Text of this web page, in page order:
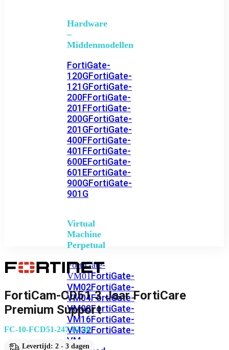
Hardware
–
Middenmodellen
FortiGate-
120GFortiGate-
121GFortiGate-
200FFortiGate-
201FFortiGate-
200GFortiGate-
201GFortiGate-
400FFortiGate-
401FFortiGate-
600EFortiGate-
601EFortiGate-
900GFortiGate-
901G
Virtual
Machine
Perpetual
FortiGate-
VM01FortiGate-
VM02FortiGate-
VM04FortiGate-
VM08FortiGate-
VM16FortiGate-
VM32FortiGate-
VM
FortiCam-CD51 3 Jaar FortiCare
Premium Support
FC-10-FCD51-247-02-36
Levertijd: 2 - 3 dagen